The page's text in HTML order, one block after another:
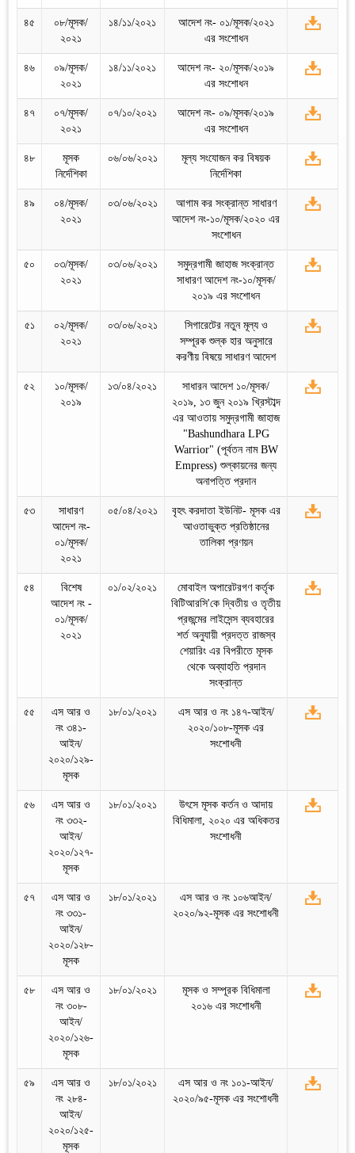
৪৫
০৮/মূসক/
২০২১
১৪/১১/২০২১
আদেশ নং- ০১/মূসক/২০২১
এর সংশোধন
৪৬
০৯/মূসক/
২০২১
১৪/১১/২০২১
আদেশ নং- ২০/মূসক/২০১৯
এর সংশোধন
৪৭
০৭/মূসক/
২০২১
০৭/১০/২০২১
আদেশ নং- ০৯/মূসক/২০১৯
এর সংশোধন
৪৮
মূসক
নির্দেশিকা
০৬/০৬/২০২১
মূল্য সংযোজন কর বিষয়ক
নির্দেশিকা
৪৯
০৪/মূসক/
২০২১
০৩/০৬/২০২১
আগাম কর সংক্রান্ত সাধারণ
আদেশ নং-১০/মূসক/২০২০ এর
সংশোধন
৫০
০৩/মূসক/
২০২১
০৩/০৬/২০২১
সমুদ্রগামী জাহাজ সংক্রান্ত
সাধারণ আদেশ নং-১০/মূসক/
২০১৯ এর সংশোধন
৫১
০২/মূসক/
২০২১
০৩/০৬/২০২১
সিগারেটের নতুন মূল্য ও
সম্পূরক শুল্ক হার অনুসারে
করণীয় বিষয়ে সাধারণ আদেশ
৫২
১০/মূসক/
২০১৯
১৩/০৪/২০২১
সাধারন আদেশ ১০/মূসক/
২০১৯, ১৩ জুন‌ ২০১৯ খ্রিস্টাব্দ
এর আওতায় সমুদ্রগামী জাহাজ
"Bashundhara LPG
Warrior" (পূর্বতন নাম BW
Empress) শুল্কায়নের জন্য
অনাপত্তি প্রদান
৫৩
সাধারণ
আদেশ নং-
০১/মূসক/
২০২১
০৫/০৪/২০২১
বৃহৎ করদাতা ইউনিট- মূসক এর
আওতাভুক্ত প্রতিষ্ঠানের
তালিকা প্রণয়ন
৫৪
বিশেষ
আদেশ নং -
০১/মূসক/
২০২১
০১/০২/২০২১
মোবাইল অপারেটরগণ কর্তৃক
বিটিআরসি'কে দ্বিতীয় ও তৃতীয়
প্রজন্মের লাইসেন্স ব্যবহারের
শর্ত অনুযায়ী প্রদত্ত রাজস্ব
শেয়ারিং এর বিপরীতে মূসক
থেকে অব্যাহতি প্রদান
সংক্রান্ত
৫৫
এস আর ও
নং ৩৪১-
আইন/
২০২০/১২৯-
মূসক
১৮/০১/২০২১
এস আর ও নং ১৪৭-আইন/
২০২০/১০৮-মূসক এর
সংশোধনী
৫৬
এস আর ও
নং ৩৩২-
আইন/
২০২০/১২৭-
মূসক
১৮/০১/২০২১
উৎসে মূসক কর্তন ও আদায়
বিধিমালা, ২০২০ এর অধিকতর
সংশোধনী
৫৭
এস আর ও
নং ৩৩১-
আইন/
২০২০/১২৮-
মূসক
১৮/০১/২০২১
এস আর ও নং ১০৬আইন/
২০২০/৯২-মূসক এর সংশোধনী
৫৮
এস আর ও
নং ৩০৮-
আইন/
২০২০/১২৬-
মূসক
১৮/০১/২০২১
মূসক ও সম্পূরক বিধিমালা
২০১৬ এর সংশোধনী
৫৯
এস আর ও
নং ২৮৪-
আইন/
২০২০/১২৫-
মূসক
১৮/০১/২০২১
এস আর ও নং ১০১-আইন/
২০২০/৯৫-মূসক এর সংশোধনী